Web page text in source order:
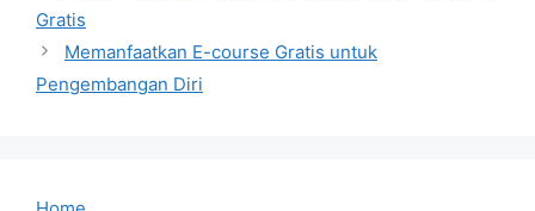
Gratis
Memanfaatkan E-course Gratis untuk
Pengembangan Diri